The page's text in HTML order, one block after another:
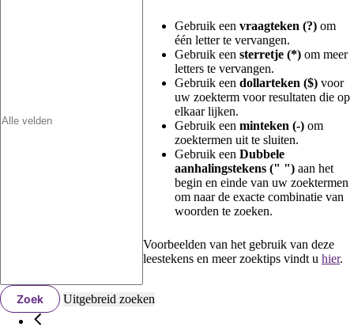
Gebruik een vraagteken (?) om
één letter te vervangen.
Gebruik een sterretje (*) om meer
letters te vervangen.
Gebruik een dollarteken ($) voor
uw zoekterm voor resultaten die op
elkaar lijken.
Gebruik een minteken (-) om
zoektermen uit te sluiten.
Gebruik een Dubbele
aanhalingstekens (" ") aan het
begin en einde van uw zoektermen
om naar de exacte combinatie van
woorden te zoeken.
Voorbeelden van het gebruik van deze
leestekens en meer zoektips vindt u hier.
Zoek Uitgebreid zoeken